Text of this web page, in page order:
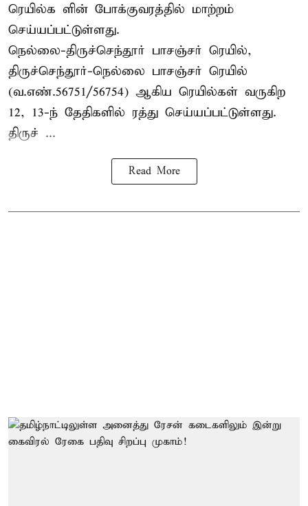
ரெயில்க ளின் போக்குவரத்தில் மாற்றம்
செய்யப்பட்டுள்ளது.
நெல்லை-திருச்செந்தூர் பாசஞ்சர் ரெயில்,
திருச்செந்தூர்-நெல்லை பாசஞ்சர் ரெயில்
(வ.எண்.56751/56754) ஆகிய ரெயில்கள் வருகிற
12, 13-ந் தேதிகளில் ரத்து செய்யப்பட்டுள்ளது.
திருச் ...
Read More